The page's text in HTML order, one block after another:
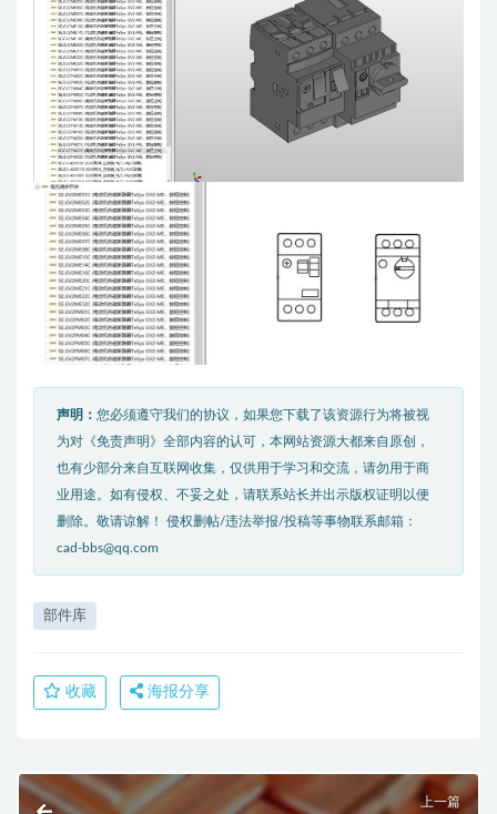
声明： 您必须遵守我们的协议，如果您下载了该资源行为将被视
为对《免责声明》全部内容的认可，本网站资源大都来自原创，
也有少部分来自互联网收集，仅供用于学习和交流，请勿用于商
业用途。如有侵权、不妥之处，请联系站长并出示版权证明以便
删除。敬请谅解！ 侵权删帖/违法举报/投稿等事物联系邮箱：
cad-bbs@qq.com
部件库
收藏 海报分享
上一篇